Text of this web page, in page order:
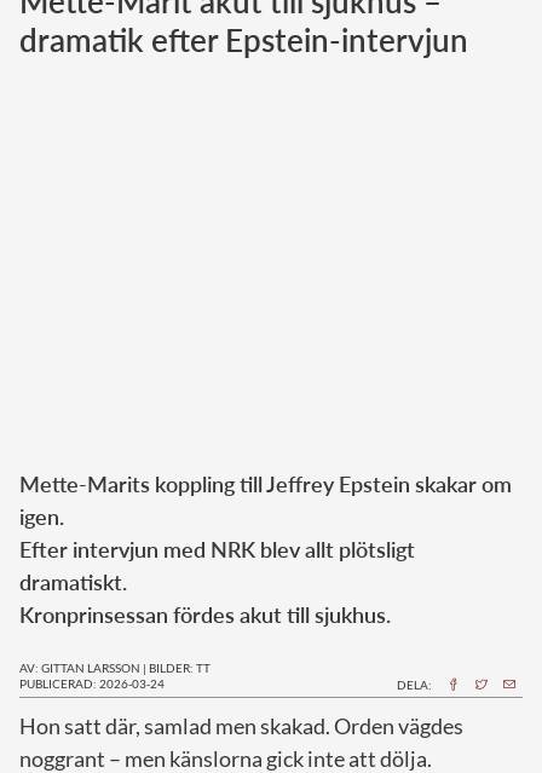
Norska kungahuset
dramatik efter Epstein-intervjun
Mette-Marits koppling till Jeffrey Epstein skakar om
igen.
Efter intervjun med NRK blev allt plötsligt
dramatiskt.
Kronprinsessan fördes akut till sjukhus.
AV: GITTAN LARSSON | BILDER: TT
PUBLICERAD: 2026-03-24
DELA:
Hon satt där, samlad men skakad. Orden vägdes
noggrant – men känslorna gick inte att dölja.